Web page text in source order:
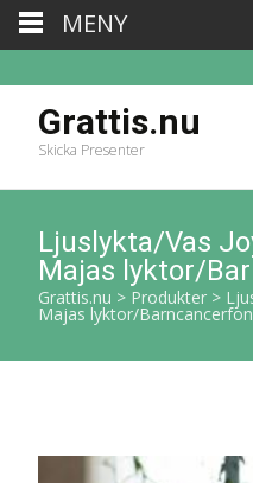
Grattis.nu
Skicka Presenter
Ljuslykta/Vas
Majas lyktor/
Grattis.nu > Produkter >
Majas lyktor/
MENY